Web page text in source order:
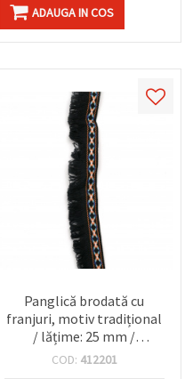
ADAUGA IN COS
Panglică brodată cu
franjuri, motiv tradițional
/ lățime: 25 mm /
bleumarin cu alb,
COD: 412201